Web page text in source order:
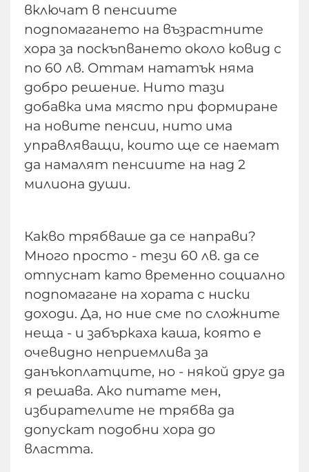
включат в пенсиите
подпомагането на възрастните
хора за поскъпването около ковид с
по 60 лв. Оттам нататък няма
добро решение. Нито тази
добавка има място при формиране
на новите пенсии, нито има
управляващи, които ще се наемат
да намалят пенсиите на над 2
милиона души.
Какво трябваше да се направи?
Много просто - тези 60 лв. да се
отпуснат като временно социално
подпомагане на хората с ниски
доходи. Да, но ние сме по сложните
неща - и забъркаха каша, която е
очевидно неприемлива за
данъкоплатците, но - някой друг да
я решава. Ако питате мен,
избирателите не трябва да
допускат подобни хора до
властта.